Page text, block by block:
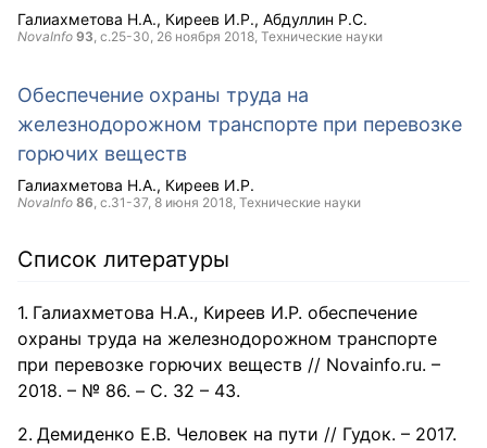
Галиахметова Н.А. Киреев И.Р. Абдуллин Р.С.
NovaInfo 93, с.25-30, 26 ноября 2018, Технические науки
Обеспечение охраны труда на
железнодорожном транспорте при перевозке
горючих веществ
Галиахметова Н.А. Киреев И.Р.
NovaInfo 86, с.31-37, 8 июня 2018, Технические науки
Список литературы
Галиахметова Н.А., Киреев И.Р. обеспечение
охраны труда на железнодорожном транспорте
при перевозке горючих веществ // Novainfo.ru. –
2018. – № 86. – С. 32 – 43.
Демиденко Е.В. Человек на пути // Гудок. – 2017.